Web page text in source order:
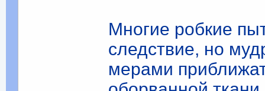
Многие робкие
следствие, но
мерами